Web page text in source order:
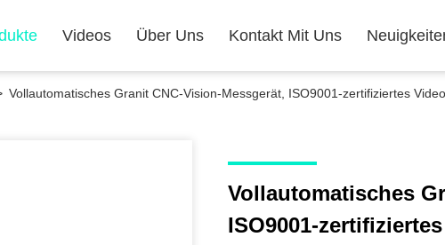
Videos Über Uns Kontakt Mit Uns
Vollautomatisches Granit CNC-Vision-Messgerät, ISO9001-zertifiziertes
Vollautomatisches
ISO9001-